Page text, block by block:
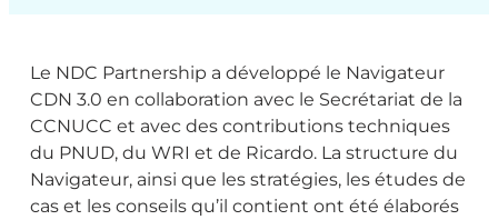
Le NDC Partnership a développé le Navigateur
CDN 3.0 en collaboration avec le Secrétariat de la
CCNUCC et avec des contributions techniques
du PNUD, du WRI et de Ricardo. La structure du
Navigateur, ainsi que les stratégies, les études de
cas et les conseils qu’il contient ont été élaborés